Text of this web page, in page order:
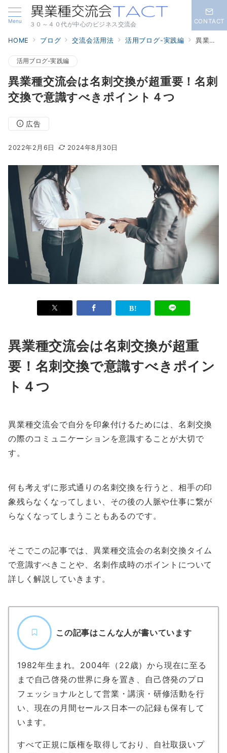
Menu
３０～４０代が中心のビジネス交流会 CONTACT
HOME ブログ 交流会活用法 活用ブログ-実践編 異業種交流会は名刺交換が超重要！名刺交換で意識すべきポイント４つ
活用ブログ-実践編
異業種交流会は名刺交換が超重要！名刺
交換で意識すべきポイント４つ
広告
2022年2月6日 2024年8月30日
異業種交流会は名刺交換が超重
要！名刺交換で意識すべきポイン
ト４つ
異業種交流会で自分を印象付けるためには、名刺交換
の際のコミュニケーションを意識することが大切で
す。
何も考えずに形式通りの名刺交換を行うと、相手の印
象残らなくなってしまい、その後の人脈や仕事に繋が
らなくなってしまうこともあるのです。
そこでこの記事では、異業種交流会の名刺交換タイム
で意識すべきことや、名刺作成時のポイントについて
詳しく解説していきます。
この記事はこんな人が書いています
1982年生まれ。2004年（22歳）から現在に至る
まで自己啓発の世界に身を置き、自己啓発のプロ
フェッショナルとして営業・講演・研修活動を行
い、現在の月間セールス日本一の記録も保有して
います。
すべて正規に版権を取得しており、自社取扱いプ